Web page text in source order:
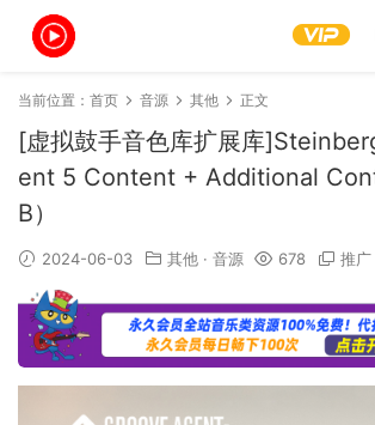
当前位置： 首页 音源 其他 正文
[虚拟鼓手音色库扩展库
ent 5 Content + Additional
B）
2024-06-03 其他 · 音源 678 推广